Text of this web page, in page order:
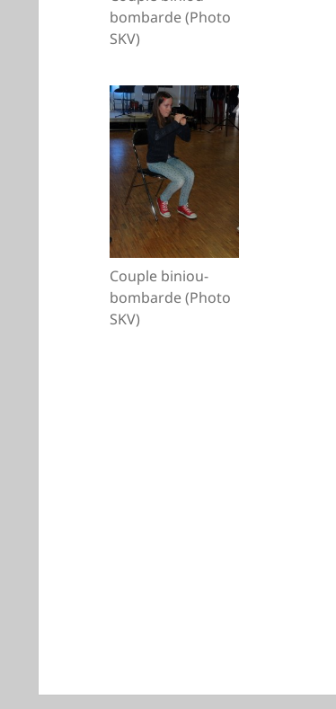
bombarde (Photo
SKV)
Couple biniou-
bombarde (Photo
SKV)